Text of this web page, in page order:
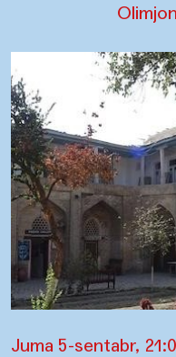
Juma 5-sentabr,